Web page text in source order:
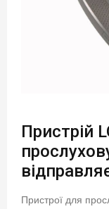
Пристрій
Пристрої для